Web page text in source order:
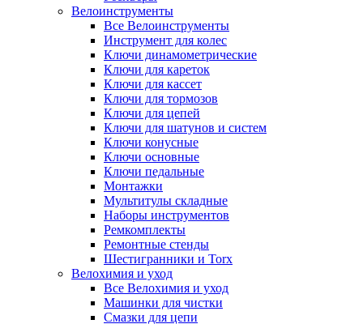
Велоинструменты
Все Велоинструменты
Инструмент для колес
Ключи динамометрические
Ключи для кареток
Ключи для кассет
Ключи для тормозов
Ключи для цепей
Ключи для шатунов и систем
Ключи конусные
Ключи основные
Ключи педальные
Монтажки
Мультитулы складные
Наборы инструментов
Ремкомплекты
Ремонтные стенды
Шестигранники и Torx
Велохимия и уход
Все Велохимия и уход
Машинки для чистки
Смазки для цепи